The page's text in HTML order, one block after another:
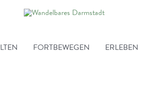
FORTBEWEGEN ERLEBEN